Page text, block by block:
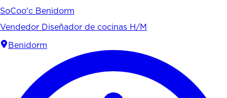
SoCoo'c Benidorm
Vendedor Diseñador de cocinas H/M
Benidorm